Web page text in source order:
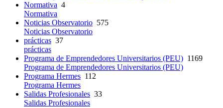
Normativa 4
Normativa
Noticias Observatorio 575
Noticias Observatorio
prácticas 37
prácticas
Programa de Emprendedores Universitarios (PEU) 1169
Programa de Emprendedores Universitarios (PEU)
Programa Hermes 112
Programa Hermes
Salidas Profesionales 33
Salidas Profesionales